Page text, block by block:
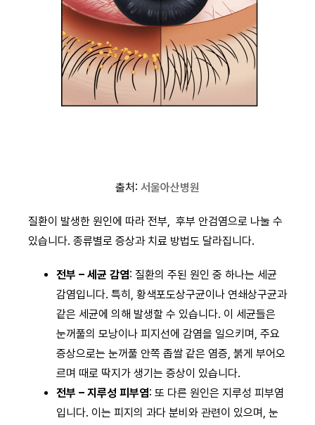
출처: 서울아산병원
질환이 발생한 원인에 따라 전부, 후부 안검염으로 나눌 수
있습니다. 종류별로 증상과 치료 방법도 달라집니다.
전부 – 세균 감염: 질환의 주된 원인 중 하나는 세균
감염입니다. 특히, 황색포도상구균이나 연쇄상구균과
같은 세균에 의해 발생할 수 있습니다. 이 세균들은
눈꺼풀의 모낭이나 피지선에 감염을 일으키며, 주요
증상으로는 눈꺼풀 안쪽 좁쌀 같은 염증, 붉게 부어오
르며 때로 딱지가 생기는 증상이 있습니다.
전부 – 지루성 피부염: 또 다른 원인은 지루성 피부염
입니다. 이는 피지의 과다 분비와 관련이 있으며, 눈